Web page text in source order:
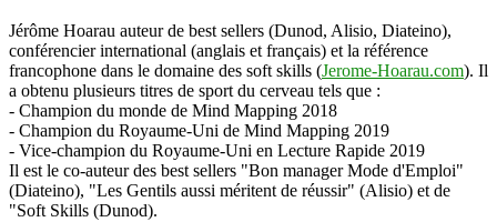
Jérôme Hoarau auteur de best sellers (Dunod, Alisio, Diateino),
conférencier international (anglais et français) et la référence
francophone dans le domaine des soft skills (Jerome-Hoarau.com). Il
a obtenu plusieurs titres de sport du cerveau tels que :
- Champion du monde de Mind Mapping 2018
- Champion du Royaume-Uni de Mind Mapping 2019
- Vice-champion du Royaume-Uni en Lecture Rapide 2019
Il est le co-auteur des best sellers "Bon manager Mode d'Emploi"
(Diateino), "Les Gentils aussi méritent de réussir" (Alisio) et de
"Soft Skills (Dunod).